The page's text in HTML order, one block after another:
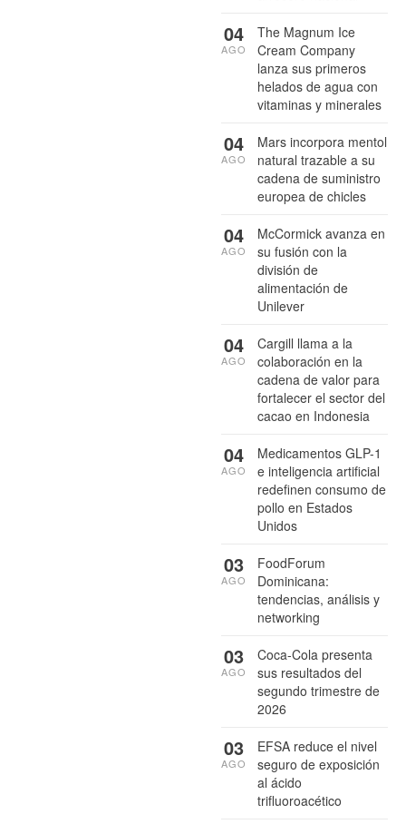
The Magnum Ice
Cream Company
lanza sus primeros
helados de agua con
vitaminas y minerales
04
AGO
Mars incorpora mentol
natural trazable a su
cadena de suministro
europea de chicles
04
AGO
McCormick avanza en
su fusión con la
división de
alimentación de
Unilever
04
AGO
Cargill llama a la
colaboración en la
cadena de valor para
fortalecer el sector del
cacao en Indonesia
04
AGO
Medicamentos GLP-1
e inteligencia artificial
redefinen consumo de
pollo en Estados
Unidos
04
AGO
FoodForum
Dominicana:
tendencias, análisis y
networking
03
AGO
Coca-Cola presenta
sus resultados del
segundo trimestre de
2026
03
AGO
EFSA reduce el nivel
seguro de exposición
al ácido
trifluoroacético
03
AGO